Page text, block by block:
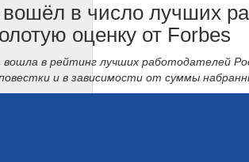
в число лучших
оценку от Forbes
в рейтинг лучших работодателей
и в зависимости от суммы